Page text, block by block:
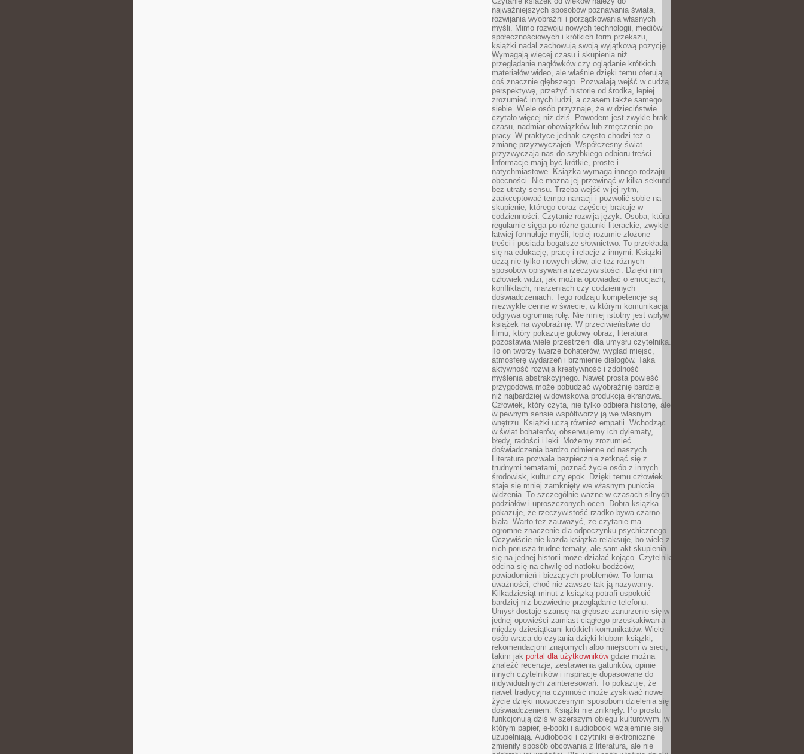
najważniejszych sposobów poznawania świata,
rozwijania wyobraźni i porządkowania własnych
myśli. Mimo rozwoju nowych technologii, mediów
społecznościowych i krótkich form przekazu,
książki nadal zachowują swoją wyjątkową pozycję.
Wymagają więcej czasu i skupienia niż
przeglądanie nagłówków czy oglądanie krótkich
materiałów wideo, ale właśnie dzięki temu oferują
coś znacznie głębszego. Pozwalają wejść w cudzą
perspektywę, przeżyć historię od środka, lepiej
zrozumieć innych ludzi, a czasem także samego
siebie. Wiele osób przyznaje, że w dzieciństwie
czytało więcej niż dziś. Powodem jest zwykle brak
czasu, nadmiar obowiązków lub zmęczenie po
pracy. W praktyce jednak często chodzi też o
zmianę przyzwyczajeń. Współczesny świat
przyzwyczaja nas do szybkiego odbioru treści.
Informacje mają być krótkie, proste i
natychmiastowe. Książka wymaga innego rodzaju
obecności. Nie można jej przewinąć w kilka sekund
bez utraty sensu. Trzeba wejść w jej rytm,
zaakceptować tempo narracji i pozwolić sobie na
skupienie, którego coraz częściej brakuje w
codzienności. Czytanie rozwija język. Osoba, która
regularnie sięga po różne gatunki literackie, zwykle
łatwiej formułuje myśli, lepiej rozumie złożone
treści i posiada bogatsze słownictwo. To przekłada
się na edukację, pracę i relacje z innymi. Książki
uczą nie tylko nowych słów, ale też różnych
sposobów opisywania rzeczywistości. Dzięki nim
człowiek widzi, jak można opowiadać o emocjach,
konfliktach, marzeniach czy codziennych
doświadczeniach. Tego rodzaju kompetencje są
niezwykle cenne w świecie, w którym komunikacja
odgrywa ogromną rolę. Nie mniej istotny jest wpływ
książek na wyobraźnię. W przeciwieństwie do
filmu, który pokazuje gotowy obraz, literatura
pozostawia wiele przestrzeni dla umysłu czytelnika.
To on tworzy twarze bohaterów, wygląd miejsc,
atmosferę wydarzeń i brzmienie dialogów. Taka
aktywność rozwija kreatywność i zdolność
myślenia abstrakcyjnego. Nawet prosta powieść
przygodowa może pobudzać wyobraźnię bardziej
niż najbardziej widowiskowa produkcja ekranowa.
Człowiek, który czyta, nie tylko odbiera historię, ale
w pewnym sensie współtworzy ją we własnym
wnętrzu. Książki uczą również empatii. Wchodząc
w świat bohaterów, obserwujemy ich dylematy,
błędy, radości i lęki. Możemy zrozumieć
doświadczenia bardzo odmienne od naszych.
Literatura pozwala bezpiecznie zetknąć się z
trudnymi tematami, poznać życie osób z innych
środowisk, kultur czy epok. Dzięki temu człowiek
staje się mniej zamknięty we własnym punkcie
widzenia. To szczególnie ważne w czasach silnych
podziałów i uproszczonych ocen. Dobra książka
pokazuje, że rzeczywistość rzadko bywa czarno-
biała. Warto też zauważyć, że czytanie ma
ogromne znaczenie dla odpoczynku psychicznego.
Oczywiście nie każda książka relaksuje, bo wiele z
nich porusza trudne tematy, ale sam akt skupienia
się na jednej historii może działać kojąco. Czytelnik
odcina się na chwilę od natłoku bodźców,
powiadomień i bieżących problemów. To forma
uważności, choć nie zawsze tak ją nazywamy.
Kilkadziesiąt minut z książką potrafi uspokoić
bardziej niż bezwiedne przeglądanie telefonu.
Umysł dostaje szansę na głębsze zanurzenie się w
jednej opowieści zamiast ciągłego przeskakiwania
między dziesiątkami krótkich komunikatów. Wiele
osób wraca do czytania dzięki klubom książki,
rekomendacjom znajomych albo miejscom w sieci,
takim jak portal dla użytkownikówgdzie można
znaleźć recenzje, zestawienia gatunków, opinie
innych czytelników i inspiracje dopasowane do
indywidualnych zainteresowań. To pokazuje, że
nawet tradycyjna czynność może zyskiwać nowe
życie dzięki nowoczesnym sposobom dzielenia się
doświadczeniem. Książki nie zniknęły. Po prostu
funkcjonują dziś w szerszym obiegu kulturowym, w
którym papier, e-booki i audiobooki wzajemnie się
uzupełniają. Audiobooki i czytniki elektroniczne
zmieniły sposób obcowania z literaturą, ale nie